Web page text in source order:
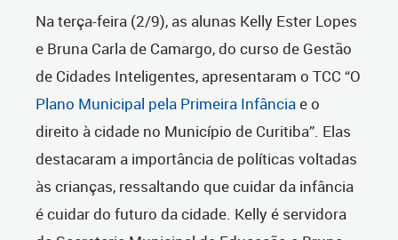
Na terça-feira (2/9), as alunas Kelly Ester Lopes
e Bruna Carla de Camargo, do curso de Gestão
de Cidades Inteligentes, apresentaram o TCC “O
Plano Municipal pela Primeira Infânciae o
direito à cidade no Município de Curitiba”. Elas
destacaram a importância de políticas voltadas
às crianças, ressaltando que cuidar da infância
é cuidar do futuro da cidade. Kelly é servidora